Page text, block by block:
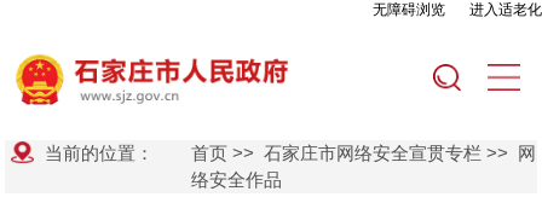
无障碍浏览 进入适老化
当前的位置： 首页 >>石家庄市网络安全宣贯专栏 >> 网
络安全作品